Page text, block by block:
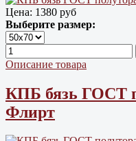
Цена: 1380 руб
Выберите размер:
Описание товара
КПБ бязь ГОСТ
Флирт